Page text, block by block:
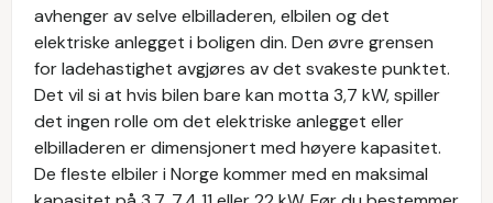
avhenger av selve elbilladeren, elbilen og det
elektriske anlegget i boligen din. Den øvre grensen
for ladehastighet avgjøres av det svakeste punktet.
Det vil si at hvis bilen bare kan motta 3,7 kW, spiller
det ingen rolle om det elektriske anlegget eller
elbilladeren er dimensjonert med høyere kapasitet.
De fleste elbiler i Norge kommer med en maksimal